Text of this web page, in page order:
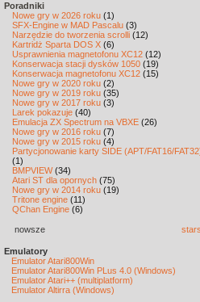
Poradniki
Nowe gry w 2026 roku (1)
SFX-Engine w MAD Pascalu (3)
Narzędzie do tworzenia scrolli (12)
Kartridż Sparta DOS X (6)
Usprawnienia magnetofonu XC12 (12)
Konserwacja stacji dysków 1050 (19)
Konserwacja magnetofonu XC12 (15)
Nowe gry w 2020 roku (2)
Nowe gry w 2019 roku (35)
Nowe gry w 2017 roku (3)
Larek pokazuje (40)
Emulacja ZX Spectrum na VBXE (26)
Nowe gry w 2016 roku (7)
Nowe gry w 2015 roku (4)
Partycjonowanie karty SIDE (APT/FAT16/
(1)
BMPVIEW(34)
Atari ST dla opornych (75)
Nowe gry w 2014 roku (19)
Tritone engine (11)
QChan Engine (6)
nowsze
Emulatory
Emulator Atari800Win
Emulator Atari800Win PLus 4.0 (Windows)
Emulator Atari++ (multiplatform)
Emulator Altirra (Windows)